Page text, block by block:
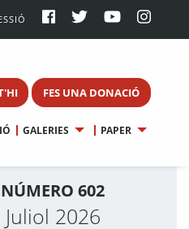
FES UNA DONACIÓ
GALERIES PAPER
NÚMERO 602
Juliol 2026